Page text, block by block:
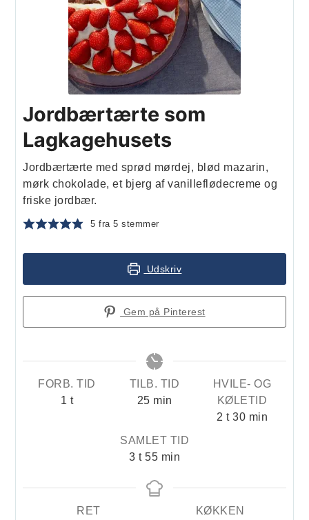
Jordbærtærte som
Lagkagehusets
Jordbærtærte med sprød mørdej, blød mazarin,
mørk chokolade, et bjerg af vanilleflødecreme og
friske jordbær.
5 fra5 stemmer
Udskriv
Gem på Pinterest
FORB. TID
1 time
t
TILB. TID
25minutter
min
HVILE- OG
KØLETID
2 timer
t 30minutter
min
SAMLET TID
3timer
t 55minutter
min
RET
KØKKEN